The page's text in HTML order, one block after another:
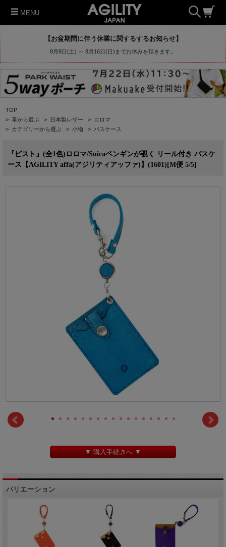
MENU
【お盆期間に伴う休業に関するするお知らせ】
8月8日(土) ～ 8月16日(日)までお休みを頂きます。
TOP
> 革から選ぶ > 日本製レザー > ロロマ
> カテゴリーから選ぶ > 小物 > パスケース
『ピスト』(全1色)ロロマ/Suicaペンギンが覗く リール付き パスケ
ース【AGILITY affa(アジリティアッファ)】(1601)[M便 5/5]
▼ 購入手続きへ ▼
バリエーション